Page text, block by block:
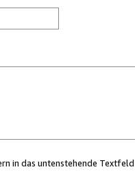
in das untenstehende